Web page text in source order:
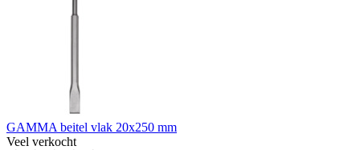
GAMMA beitel vlak 20x250 mm
Veel verkocht